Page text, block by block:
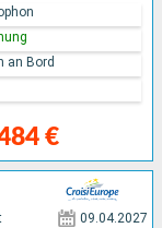
€
an Bord
09.04.2027